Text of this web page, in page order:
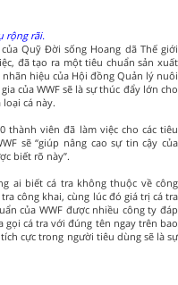
rộng rãi.
Quỹ Đời sống Hoang dã Thế giới
đã tạo ra một tiêu chuẩn sản xuất
nhãn hiệu của Hội đồng Quản lý nuôi
của WWF sẽ là sự thúc đẩy lớn cho
cá này.
thành viên đã làm việc cho các tiêu
sẽ “giúp nâng cao sự tin cậy của
biết rõ này”.
ai biết cá tra không thuộc về công
công khai, cùng lúc đó giá trị cá tra
của WWF được nhiều công ty đáp
cá tra với đúng tên ngay trên bao
cực trong người tiêu dùng sẽ là sự